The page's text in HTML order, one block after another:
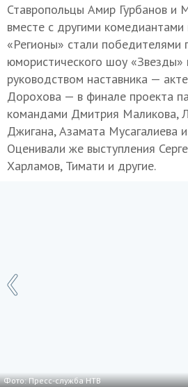
Ставропольцы Амир Гурбанов и
вместе с другими
«Регионы» стали победителями
юмористического шоу
руководством наставника —
Дорохова — в финале проекта
командами Дмитрия Маликова,
Джигана, Азамата Мусагалиева
Оценивали же выступления
Харламов, Тимати и другие.
Фото: Пресс-служба НТВ